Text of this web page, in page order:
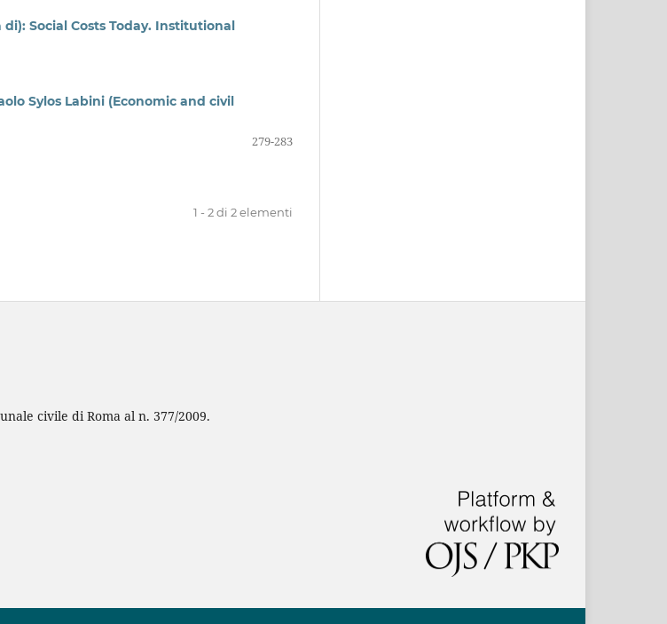
Social Costs Today. Institutional
Sylos Labini (Economic and civil
279-283
1 - 2 di 2 elementi
civile di Roma al n. 377/2009.